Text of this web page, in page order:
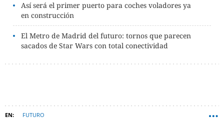
Así será el primer puerto para coches voladores ya
en construcción
El Metro de Madrid del futuro: tornos que parecen
sacados de Star Wars con total conectividad
FUTURO